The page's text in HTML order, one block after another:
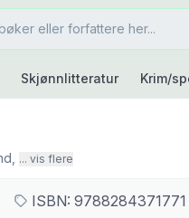
Skjønnlitteratur Krim/
... vis flere
ISBN: 9788284371771